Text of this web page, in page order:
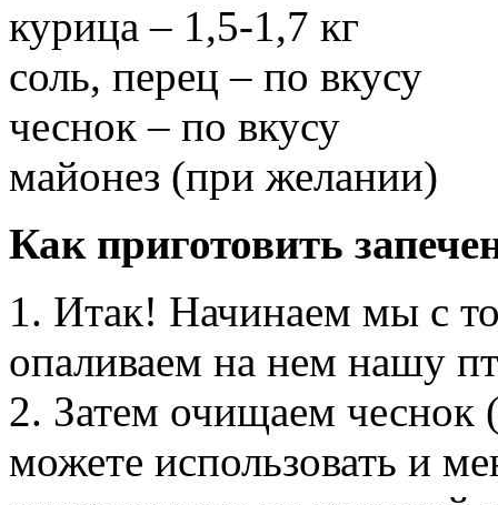
курица – 1,5-1,7 кг
соль, перец – по вкусу
чеснок – по вкусу
майонез (при желании)
Как приготовить
1. Итак! Начинаем мы с
опаливаем на нем нашу
2. Затем очищаем чеснок
можете использовать и